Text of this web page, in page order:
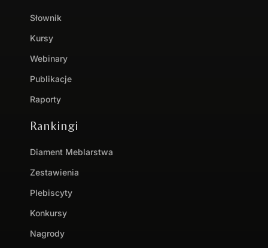
Słownik
Kursy
Webinary
Publikacje
Raporty
Rankingi
Diament Meblarstwa
Zestawienia
Plebiscyty
Konkursy
Nagrody